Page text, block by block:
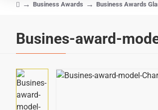
Busines-award-
Business Awards Business Awards